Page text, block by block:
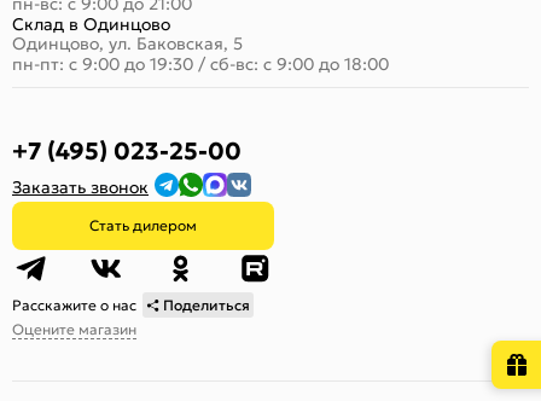
Склад в Одинцово
Одинцово, ул. Баковская, 5
пн-пт: с 9:00 до 19:30 / сб-вс: с 9:00 до 18:00
+7 (495) 023-25-00
Заказать звонок
Стать дилером
Расскажите о нас
Поделиться
Оцените магазин